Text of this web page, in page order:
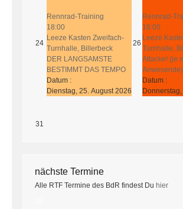
24
Rennrad-Training
18:00
Leeze Kasten Zweifach-
Turnhalle, Billerbeck
DER LANGSAMSTE
BESTIMMT DAS TEMPO
Datum :
Dienstag, 25. August 2026
26
Rennrad-
18:00
Leeze
Turnhalle,
Attacke! (je
Anwesende)
Datum :
31
nächste Termine
Alle RTF Termine des BdR findest Du hier